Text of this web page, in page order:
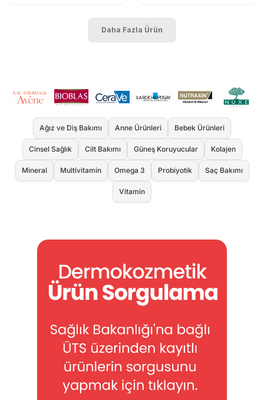
Daha Fazla Ürün
Ağız ve Diş Bakımı Anne Ürünleri Bebek Ürünleri
Cinsel Sağlık Cilt Bakımı Güneş Koruyucular Kolajen
Mineral Multivitamin Omega 3 Probiyotik Saç Bakımı
Vitamin